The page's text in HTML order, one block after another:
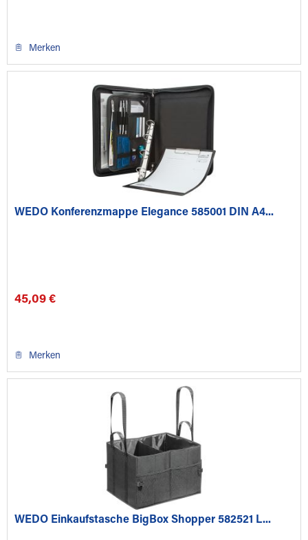
Merken
WEDO Konferenzmappe Elegance 585001 DIN A4...
45,09 €
Merken
WEDO Einkaufstasche BigBox Shopper 582521 L...